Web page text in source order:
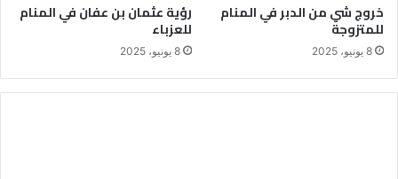
خروج شي من الدبر في المنام
للمتزوجة
8 يونيو، 2025
رؤية عثمان بن عفان في المنام
للعزباء
8 يونيو، 2025